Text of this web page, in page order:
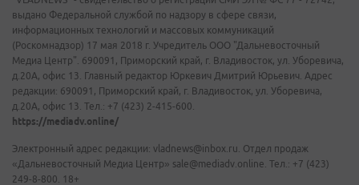
выдано Федеральной службой по надзору в сфере связи,
информационных технологий и массовых коммуникаций
(Роскомнадзор) 17 мая 2018 г. Учредитель ООО "Дальневосточный
Медиа Центр". 690091, Приморский край, г. Владивосток, ул. Уборевича,
д.20А, офис 13. Главный редактор Юркевич Дмитрий Юрьевич. Адрес
редакции: 690091, Приморский край, г. Владивосток, ул. Уборевича,
д.20А, офис 13. Тел.: +7 (423) 2-415-600.
https://mediadv.online/
Электронный адрес редакции: vladnews@inbox.ru. Отдел продаж
«Дальневосточный Медиа Центр» sale@mediadv.online. Тел.: +7 (423)
249-8-800. 18+